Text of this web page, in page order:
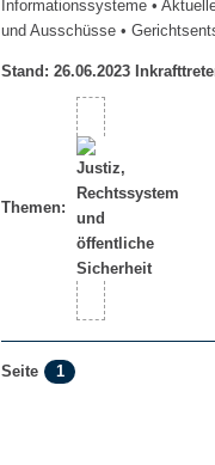
Informationssysteme •
und Ausschüsse •
Stand: 26.06.2023
Themen:
Seite 1